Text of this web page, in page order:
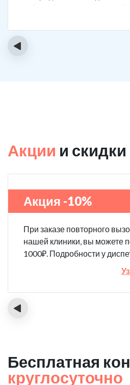
набор таблеток, а именно
индивидуальный комплекс под
Несколько раз делал вызов, и
‹
Акции и
Акция -10%
При заказе повторного
нашей клиники, вы можете
1000₽. Подробности у
‹
Бесплатная
круглосуточно